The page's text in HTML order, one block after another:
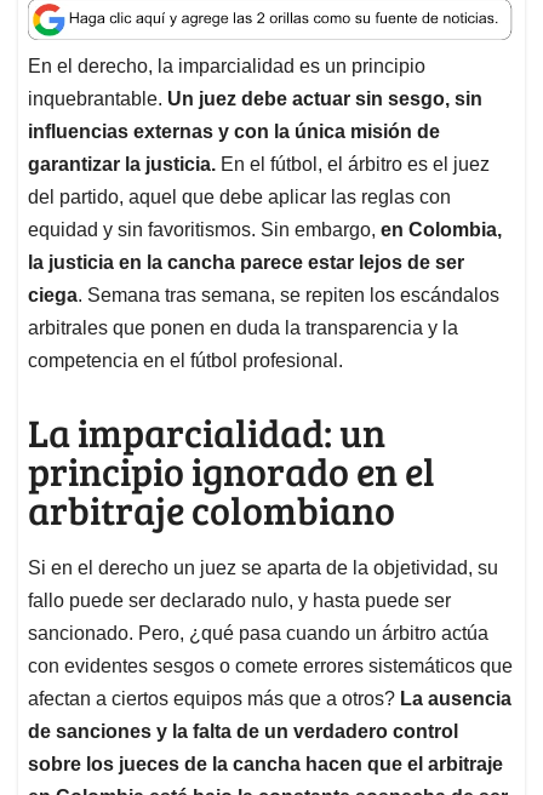
a
t
s
A
p
p
c
e
b
o
o
k
n
k
e
d
I
n
a
i
l
r
e
a
d
s
En el derecho, la imparcialidad es un principio
inquebrantable. Un juez debe actuar sin sesgo, sin
influencias externas y con la única misión de
garantizar la justicia. En el fútbol, el árbitro es el juez
del partido, aquel que debe aplicar las reglas con
equidad y sin favoritismos. Sin embargo, en Colombia,
la justicia en la cancha parece estar lejos de ser
ciega. Semana tras semana, se repiten los escándalos
arbitrales que ponen en duda la transparencia y la
competencia en el fútbol profesional.
La imparcialidad: un
principio ignorado en el
arbitraje colombiano
Si en el derecho un juez se aparta de la objetividad, su
fallo puede ser declarado nulo, y hasta puede ser
sancionado. Pero, ¿qué pasa cuando un árbitro actúa
con evidentes sesgos o comete errores sistemáticos que
afectan a ciertos equipos más que a otros? La ausencia
de sanciones y la falta de un verdadero control
sobre los jueces de la cancha hacen que el arbitraje